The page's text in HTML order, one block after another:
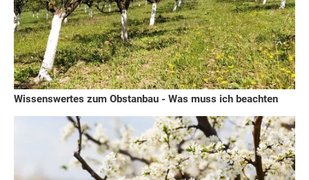
Wissenswertes zum Obstanbau - Was muss ich beachten